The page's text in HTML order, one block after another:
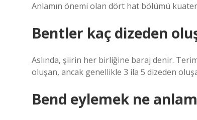
Anlamın önemi olan dört hat bölümü
Bentler kaç dizeden
Aslında, şiirin her birliğine baraj denir.
oluşan, ancak genellikle 3 ila 5 dizeden
Bend eylemek ne